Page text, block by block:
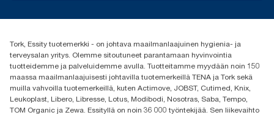
(+358) 9 5068 8222
Oy Essity Finland Ab
Revontulenkuja 1
02100 Espoo
Tork, Essity tuotemerkki - on johtava maailmanlaajuinen hygienia- ja
terveysalan yritys. Olemme sitoutuneet parantamaan hyvinvointia
tuotteidemme ja palveluidemme avulla. Tuotteitamme myydään noin 150
maassa maailmanlaajuisesti johtavilla tuotemerkeillä TENA ja Tork sekä
muilla vahvoilla tuotemerkeillä, kuten Actimove, JOBST, Cutimed, Knix,
Leukoplast, Libero, Libresse, Lotus, Modibodi, Nosotras, Saba, Tempo,
TOM Organic ja Zewa. Essityllä on noin 36 000 työntekijää. Sen liikevaihto